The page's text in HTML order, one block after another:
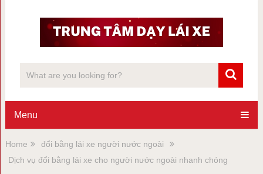
Menu
Home
đổi bằng lái xe người nước ngoài
Dịch vụ đổi bằng lái xe cho người nước ngoài nhanh chóng